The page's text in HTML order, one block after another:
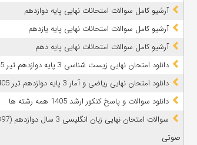
آرشیو کامل سوالات امتحانات نهایی پایه دوازدهم
آرشیو کامل سوالات امتحانات نهایی پایه یازدهم
آرشیو کامل سوالات امتحانات نهایی پایه دهم
دانلود امتحان نهایی زیست شناسی 3 پایه دوازدهم تیر 1405 + پاسخ
دانلود امتحان نهایی ریاضی و آمار 3 پایه دوازدهم تیر 1405 + پاسخ
دانلود سوالات و پاسخ کنکور ارشد 1405 همه رشته ها
صوتی